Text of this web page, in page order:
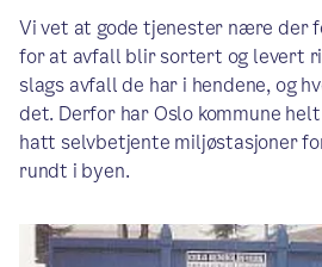
Vi vet at gode tjenester nære der
for at avfall blir sortert og levert
slags avfall de har i hendene, og
det. Derfor har Oslo kommune
hatt selvbetjente miljøstasjoner
rundt i byen.